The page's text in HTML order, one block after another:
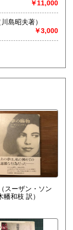
。
。事前のお電話
ません。
工芸、国語国
￥11,000
園の世紀 : イギリス帝国の植物政策 （川島昭夫著）
￥3,000
（スーザン・ソン
幡和枝 訳）